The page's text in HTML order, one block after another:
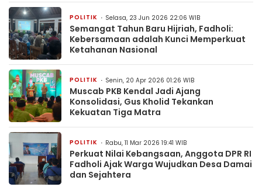
POLITIK Selasa, 23 Jun 2026 22:06 WIB
Semangat Tahun Baru Hijriah, Fadholi:
Kebersamaan adalah Kunci Memperkuat
Ketahanan Nasional
POLITIK Senin, 20 Apr 2026 01:26 WIB
Muscab PKB Kendal Jadi Ajang
Konsolidasi, Gus Kholid Tekankan
Kekuatan Tiga Matra
POLITIK Rabu, 11 Mar 2026 19:41 WIB
Perkuat Nilai Kebangsaan, Anggota DPR RI
Fadholi Ajak Warga Wujudkan Desa Damai
dan Sejahtera